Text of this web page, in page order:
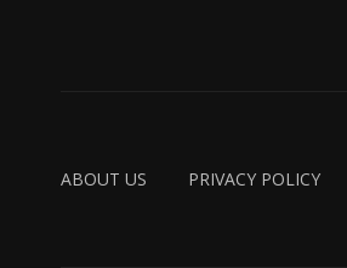
ABOUT US PRIVACY POLICY